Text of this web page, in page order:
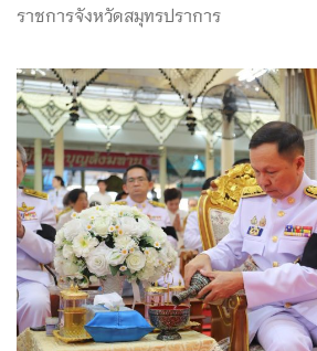
ราชการจังหวัดสมุทรปราการ